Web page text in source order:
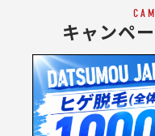
キャンペ